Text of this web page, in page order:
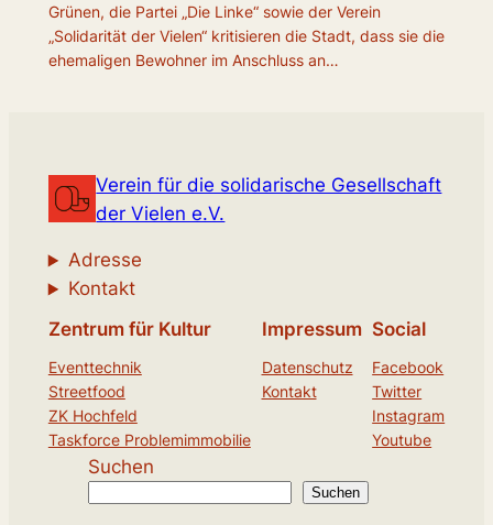
Grünen, die Partei „Die Linke“ sowie der Verein
„Solidarität der Vielen“ kritisieren die Stadt, dass sie die
ehemaligen Bewohner im Anschluss an…
Verein für die solidarische Gesellschaft
der Vielen e.V.
Adresse
Kontakt
Zentrum für Kultur
Eventtechnik
Streetfood
ZK Hochfeld
Taskforce Problemimmobilie
Impressum
Datenschutz
Kontakt
Social
Facebook
Twitter
Instagram
Youtube
Suchen
Suchen